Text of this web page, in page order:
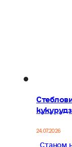
24.07.2026
Станом